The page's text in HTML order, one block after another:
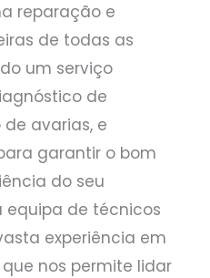
reparação e
de todas as
um serviço
de
avarias, e
garantir o bom
do seu
equipa de técnicos
experiência em
nos permite lidar